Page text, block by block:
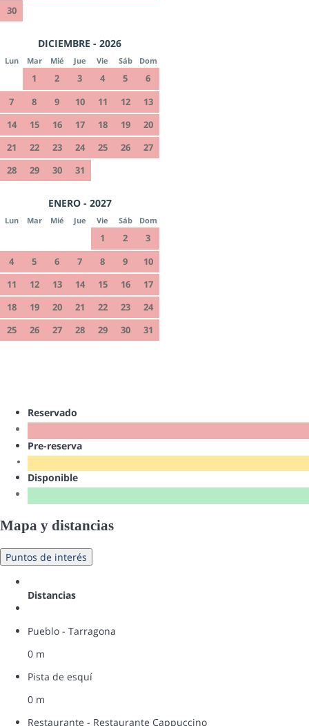
30
DICIEMBRE - 2026
Lun Mar Mié Jue Vie Sáb Dom
1 2 3 4 5
6
7
8 9 10 11 12
13
14
15 16 17 18 19
20
21
22 23 24 25 26
27
28
29 30 31
ENERO - 2027
Lun Mar Mié Jue Vie Sáb Dom
1 2
3
4
5 6 7 8 9
10
11
12 13 14 15 16
17
18
19 20 21 22 23
24
25
26 27 28 29 30 31
Reservado
Pre-reserva
Disponible
Mapa y distancias
Puntos de interés
Distancias
Pueblo - Tarragona
0 m
Pista de esquí
0 m
Restaurante - Restaurante Cappuccino